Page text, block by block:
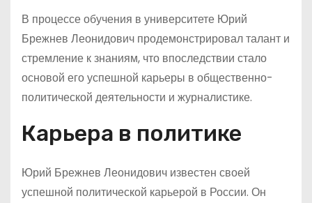
В процессе обучения в университете Юрий
Брежнев Леонидович продемонстрировал талант и
стремление к знаниям, что впоследствии стало
основой его успешной карьеры в общественно-
политической деятельности и журналистике.
Карьера в политике
Юрий Брежнев Леонидович известен своей
успешной политической карьерой в России. Он